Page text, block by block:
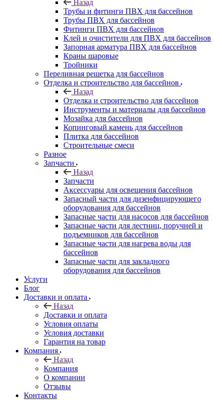
Назад
Трубы и фитинги ПВХ для бассейнов
Трубы ПВХ для бассейнов
Фитинги ПВХ для бассейнов
Клей и очистители для ПВХ для бассейнов
Запорная арматура ПВХ для бассейнов
Краны шаровые
Тройники
Переливная решетка для бассейнов
Отделка и строительство для бассейнов
Назад
Отделка и строительство для бассейнов
Инструменты и материалы для бассейнов
Мозайка для бассейнов
Копинговый камень для бассейнов
Плитка для бассейнов
Строительные смеси
Разное
Запчасти
Назад
Запчасти
Аксессуары для освещения бассейнов
Запасный части для дизенфицирующего
оборудования для бассейнов
Запасные части для насосов для бассейнов
Запасные части для лестниц, поручней и
подъемников для бассейнов
Запасные части для нагрева воды для
бассейнов
Запасные части для закладного
оборудования для бассейнов
Услуги
Блог
Доставки и оплата
Назад
Доставки и оплата
Условия оплаты
Условия доставки
Гарантия на товар
Компания
Назад
Компания
О компании
Отзывы
Контакты